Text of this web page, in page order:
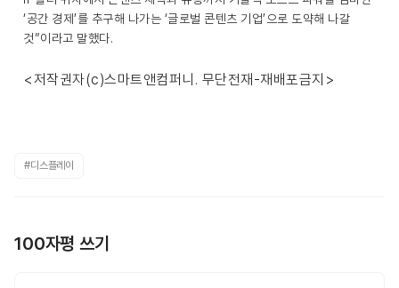
‘공간 경제’를 추구해 나가는 ‘글로벌 콘텐츠 기업’으로 도약해 나갈
것”이라고 말했다.
<저작권자(c)스마트앤컴퍼니. 무단전재-재배포금지>
#디스플레이
100자평 쓰기